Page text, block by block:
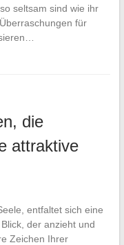
seltsam sind wie ihr
für
die
attraktive
entfaltet sich eine
der anzieht und
Zeichen Ihrer